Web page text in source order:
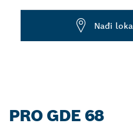
Nađi
PRO GDE 68